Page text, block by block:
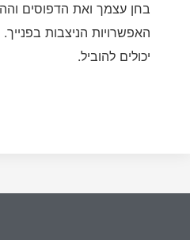
בחן עצמך ואת הדפוסים
האפשרויות הניצבות
יכולים להוביל.